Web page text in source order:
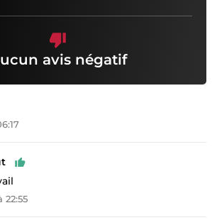
avis négatif
22:55